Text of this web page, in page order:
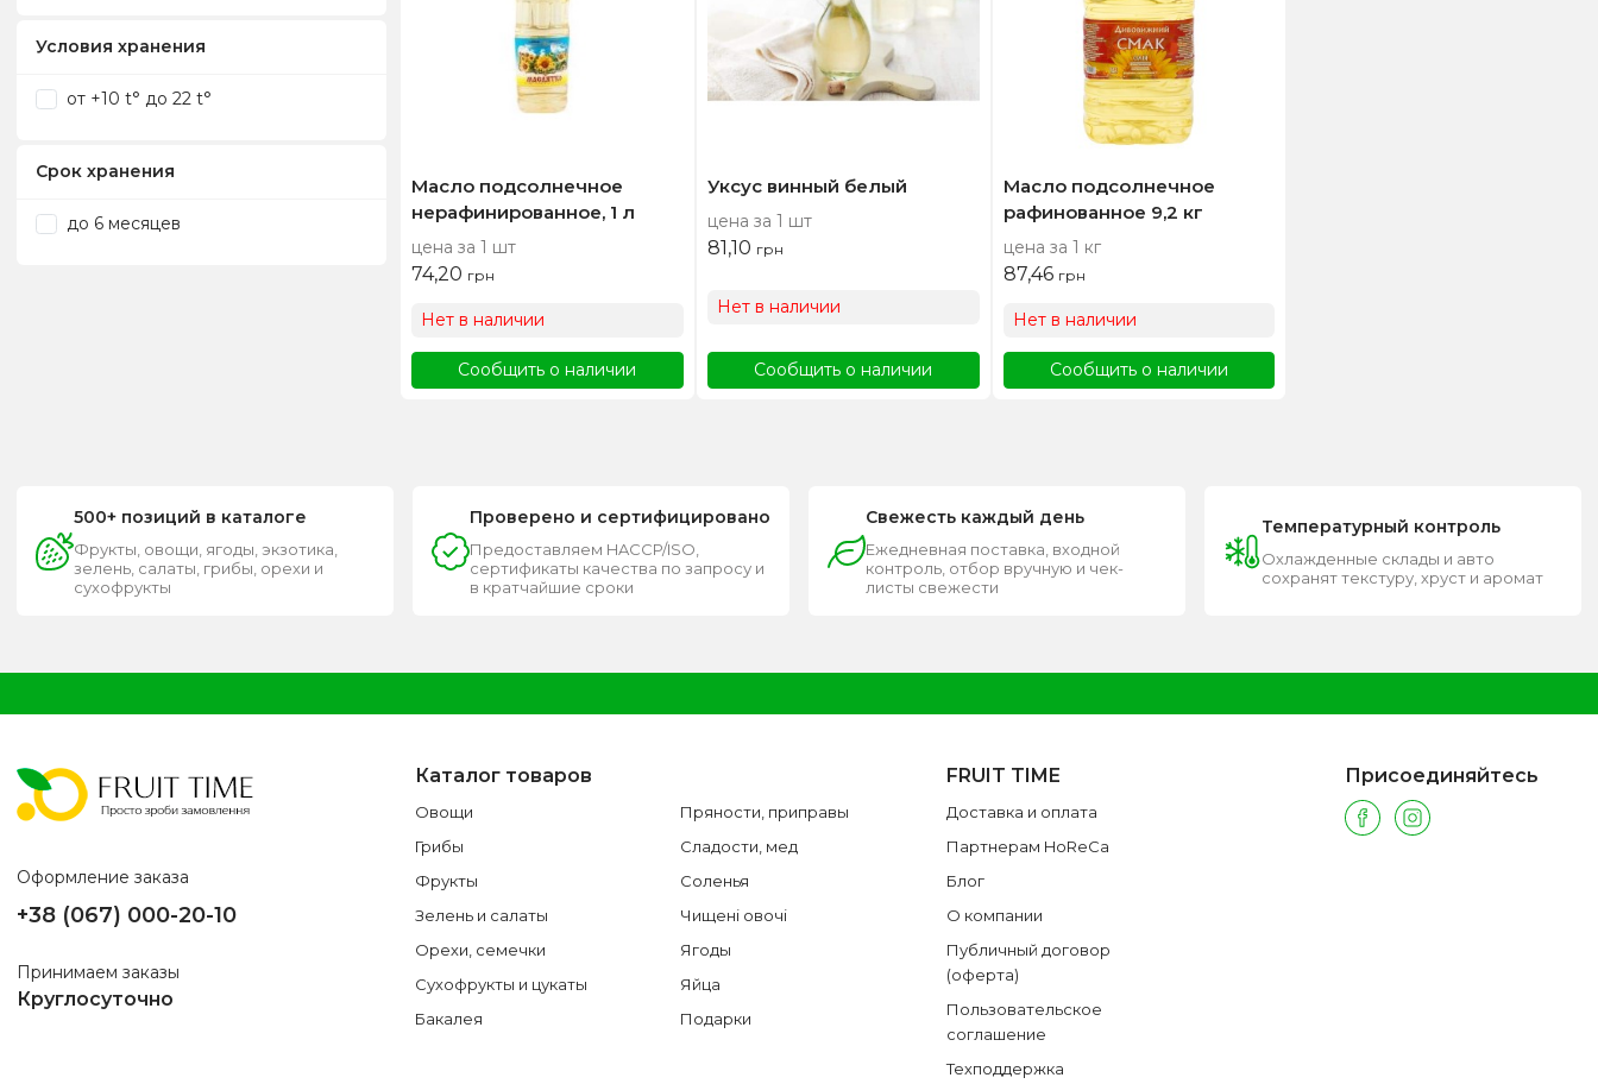
Условия хранения
от +10 t° до 22 t°
Срок хранения
до 6 месяцев
Масло подсолнечное
нерафинированное, 1 л
цена за 1 шт
74,20 грн
Нет в наличии
Сообщить о наличии
Уксус винный белый
цена за 1 шт
81,10 грн
Нет в наличии
Сообщить о наличии
Масло подсолнечное
рафинованное 9,2 кг
цена за 1 кг
87,46 грн
Нет в наличии
Сообщить о наличии
500+ позиций в каталоге
Фрукты, овощи, ягоды, экзотика,
зелень, салаты, грибы, орехи и
сухофрукты
Проверено и сертифицировано
Предоставляем HACCP/ISO,
сертификаты качества по запросу и
в кратчайшие сроки
Свежесть каждый день
Ежедневная поставка, входной
контроль, отбор вручную и чек-
листы свежести
Температурный контроль
Охлажденные склады и авто
сохранят текстуру, хруст и аромат
Оформление заказа
+38 (067) 000-20-10
Принимаем заказы
Круглосуточно
Каталог товаров
Овощи
Грибы
Фрукты
Зелень и салаты
Орехи, семечки
Сухофрукты и цукаты
Бакалея
Пряности, приправы
Сладости, мед
Соленья
Чищені овочі
Ягоды
Яйца
Подарки
FRUIT TIME
Доставка и оплата
Партнерам HoReCa
Блог
О компании
Публичный договор
(оферта)
Пользовательское
соглашение
Техподдержка
Присоединяйтесь